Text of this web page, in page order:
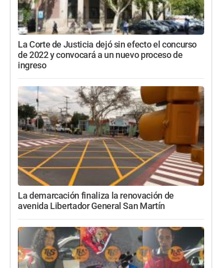
La Corte de Justicia dejó sin efecto el concurso
de 2022 y convocará a un nuevo proceso de
ingreso
La demarcación finaliza la renovación de
avenida Libertador General San Martín